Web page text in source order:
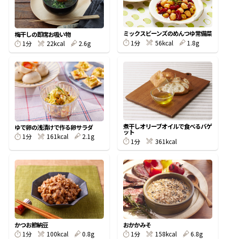
新鮮一番 『氷熟®』
『踊り節』
鰹節屋の
だしパック
梅干しの即席お吸い物
1分
22kcal 2.6g
ミックスビーンズのめんつゆ常備菜
1分
56kcal 1.8g
ゆで卵の浅漬けで作る卵サラダ
1分
161kcal 2.1g
煮干しオリーブオイルで食べるバゲ
ット
1分
361kcal
かつお節納豆
1分
100kcal 0.8g
おかかみそ
1分
158kcal 6.8g